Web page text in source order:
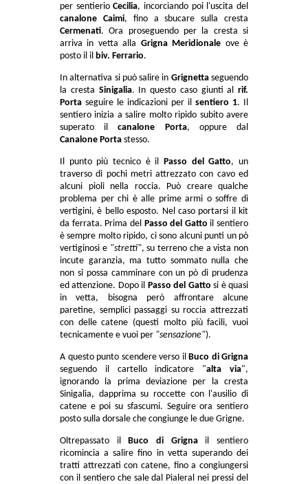
per sentierioCecilia, incorciando poi l'uscita del
canalone Caimi, fino a sbucare sulla cresta
Cermenati. Ora proseguendo per la cresta si
arriva in vetta alla Grigna Meridionale ove è
posto il il biv. Ferrario.
In alternativa si può salire in Grignettaseguendo
la cresta Sinigalia. In questo caso giunti al rif.
Porta seguire le indicazioni per il sentiero 1. Il
sentiero inizia a salire molto ripido subito avere
superato ilcanalone Porta, oppure dal
Canalone Porta stesso.
Il punto più tecnico è il Passo del Gatto, un
traverso di pochi metri attrezzato con cavo ed
alcuni pioli nella roccia. Può creare qualche
problema per chi è alle prime armi o soffre di
vertigini, è bello esposto. Nel caso portarsi il kit
da ferrata. Prima del Passo del Gatto il sentiero
è sempre molto ripido, ci sono alcuni punti un pò
vertiginosi e "stretti", su terreno che a vista non
incute garanzia, ma tutto sommato nulla che
non si possa camminare con un pò di prudenza
ed attenzione. Dopo il Passo del Gatto si è quasi
in vetta, bisogna però affrontare alcune
paretine, semplici passaggi su roccia attrezzati
con delle catene (questi molto più facili, vuoi
tecnicamente e vuoi per "sensazione").
A questo punto scendere verso il Buco di Grigna
seguendo il cartello indicatore "alta via",
ignorando la prima deviazione per la cresta
Sinigalia, dapprima su roccette con l'ausilio di
catene e poi su sfascumi. Seguire ora sentiero
posto sulla dorsale che congiunge le due Grigne.
Oltrepassato il Buco di Grignail sentiero
ricomincia a salire fino in vetta superando dei
tratti attrezzati con catene, fino a congiungersi
con il sentiero che sale dal Pialeral nei pressi del